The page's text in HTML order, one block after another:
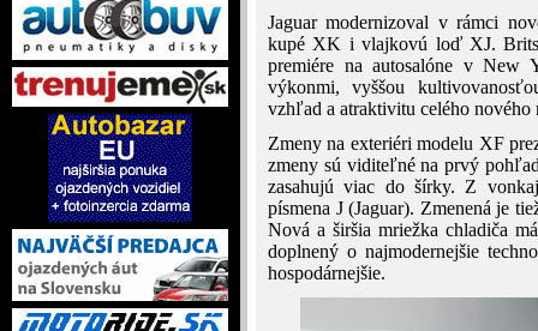
Jaguar modernizoval v rámci
kupé XK i vlajkovú loď XJ.
premiére na autosalóne v New
výkonmi, vyššou
vzhľad a atraktivitu celého nového
Zmeny na exteriéri modelu XF
zmeny sú viditeľné na prvý
zasahujú viac do šírky. Z
písmena J (Jaguar). Zmenená je
Nová a širšia mriežka chladiča
doplnený o najmodernejšie
hospodárnejšie.